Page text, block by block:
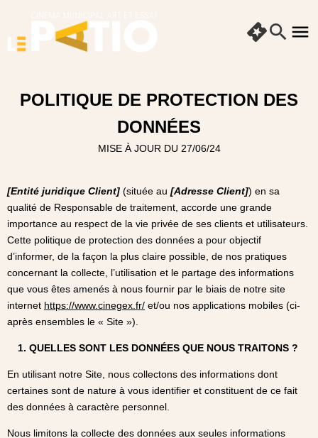
POLITIQUE DE PROTECTION DES
DONNÉES
MISE À JOUR DU 27/06/24
[Entité juridique Client] (située au [Adresse Client]) en sa
qualité de Responsable de traitement, accorde une grande
importance au respect de la vie privée de ses clients et utilisateurs.
Cette politique de protection des données a pour objectif
d’informer, de la façon la plus claire possible, de nos pratiques
concernant la collecte, l’utilisation et le partage des informations
que vous êtes amenés à nous fournir par le biais de notre site
internet https://www.cinegex.fr/ et/ou nos applications mobiles (ci-
après ensembles le « Site »).
1. QUELLES SONT LES DONNÉES QUE NOUS TRAITONS ?
En utilisant notre Site, nous collectons des informations dont
certaines sont de nature à vous identifier et constituent de ce fait
des données à caractère personnel.
Nous limitons la collecte des données aux seules informations